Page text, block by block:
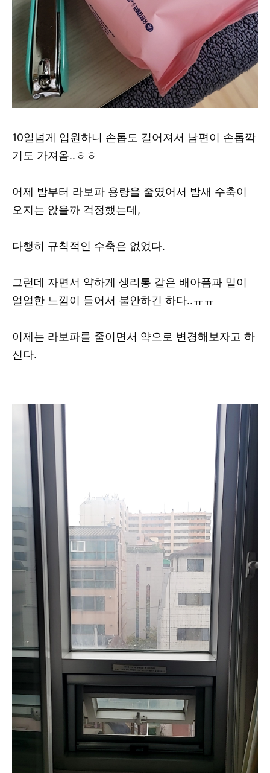
10일넘게 입원하니 손톱도 길어져서 남편이 손톱깍
기도 가져옴..ㅎㅎ
어제 밤부터 라보파 용량을 줄였어서 밤새 수축이
오지는 않을까 걱정했는데,
다행히 규칙적인 수축은 없었다.
그런데 자면서 약하게 생리통 같은 배아픔과 밑이
얼얼한 느낌이 들어서 불안하긴 하다..ㅠㅠ
이제는 라보파를 줄이면서 약으로 변경해보자고 하
신다.